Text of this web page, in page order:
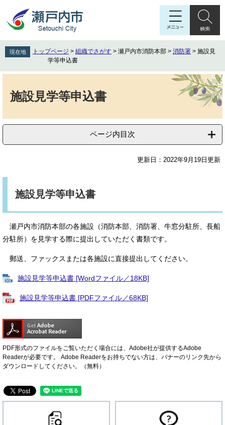
先
頭
を
飛
へ
現在地 トップページ > 組織でさがす > 瀬戸内市消防本部 > 消防署 > 施設見
学等申込書
施設見学等申込書
ページ内目次
更新日：2022年9月19日更新
施設見学等申込書
瀬戸内市消防本部の各施設（消防本部、消防署、牛窓分駐所、長船
分駐所）を見学する際に提出していただく書類です。
郵送、ファックスまたは各施設に直接提出してください。
施設見学等申込書 [Wordファイル／18KB]
施設見学等申込書 [PDFファイル／68KB]
PDF形式のファイルをご覧いただく場合には、Adobe社が提供するAdobe
Readerが必要です。
Adobe Readerをお持ちでない方は、バナーのリンク先から
ダウンロードしてください。（無料）